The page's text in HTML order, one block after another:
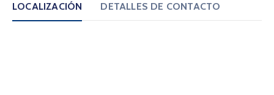
LOCALIZACIÓN DETALLES DE CONTACTO